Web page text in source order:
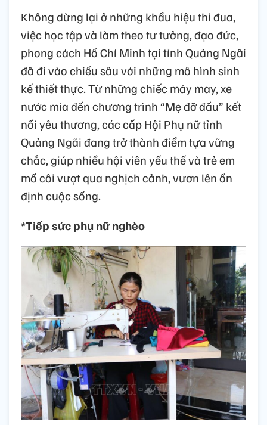
Không dừng lại ở những khẩu hiệu thi đua,
việc học tập và làm theo tư tưởng, đạo đức,
phong cách Hồ Chí Minh tại tỉnh Quảng Ngãi
đã đi vào chiều sâu với những mô hình sinh
kế thiết thực. Từ những chiếc máy may, xe
nước mía đến chương trình “Mẹ đỡ đầu” kết
nối yêu thương, các cấp Hội Phụ nữ tỉnh
Quảng Ngãi đang trở thành điểm tựa vững
chắc, giúp nhiều hội viên yếu thế và trẻ em
mồ côi vượt qua nghịch cảnh, vươn lên ổn
định cuộc sống.
*Tiếp sức phụ nữ nghèo